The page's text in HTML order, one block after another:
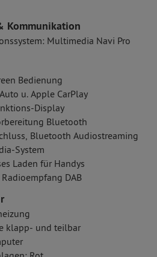
Kommunikation
Multimedia Navi Pro
Bedienung
u. Apple CarPlay
Display
Bluetooth
Bluetooth Audiostreaming
System
Laden für Handys
DAB
klapp- und teilbar